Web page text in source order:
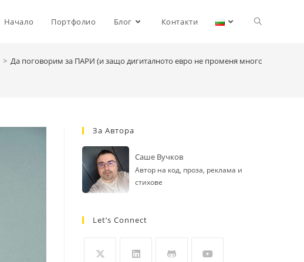
Начало Портфолио Блог Контакти Toggle
website
> Да поговорим за ПАРИ (и защо дигиталното евро не променя много)
За Автора
Саше Вучков
Автор на код, проза, реклама и
стихове
Let’s Connect